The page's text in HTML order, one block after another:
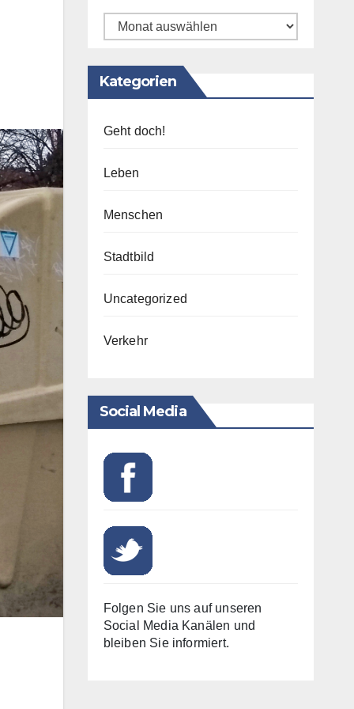
Archiv
Kategorien
Geht doch!
Leben
Menschen
Stadtbild
Uncategorized
Verkehr
Social Media
Folgen Sie uns auf unseren
Social Media Kanälen und
bleiben Sie informiert.